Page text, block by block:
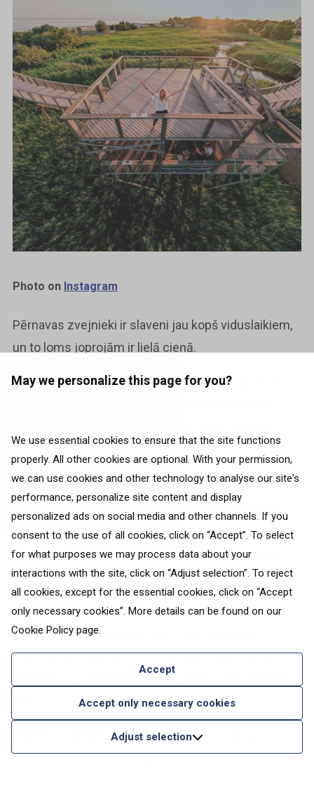
May we personalize this page for you?
We use essential cookies to ensure that the site functions
properly. All other cookies are optional. With your permission,
we can use cookies and other technology to analyse our site's
performance, personalize site content and display
personalized ads on social media and other channels. If you
consent to the use of all cookies, click on “Accept”. To select
for what purposes we may process data about your
interactions with the site, click on “Adjust selection”. To reject
all cookies, except for the essential cookies, click on “Accept
only necessary cookies”. More details can be found on our
Cookie Policy page.
Accept
Accept only necessary cookies
Adjust selection
Photo on Instagram
Pērnavas zvejnieki ir slaveni jau kopš viduslaikiem,
un to loms joprojām ir lielā cieņā.
No mencas un ālanta līdz līdakai, asarim un siļķei –
Pērnava ir ne tikai kūrortpilsēta un ostas pilsēta, tā
1996. gadā kļuva par Igaunijas vasaras
galvaspilsētu. Šis tituls nav nekāds pārsteigums,
ņemot vērā platās smilšu pludmales un teritorijas
laiskām pastaigām. Pērnavas ielas ir kā brīvdabas
galerija, te slejas kā zvejnieku koka ēkas, tā greznas
villas.
Abi moli, kas iesniedzas līcī, ir tava laika vērti.
Leģenda vēsta, ja divi mīlnieki noiet visus divus
kilometrus, sadevušies rokās, nekas viņus nespēs
Pilsētā ir vairāki lieliski veloceliņi, un ievērojams
skaits spa centru katrai gaumei un maciņam.